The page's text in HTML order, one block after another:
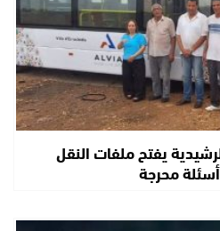
يفتح ملفات النقل
محرجة